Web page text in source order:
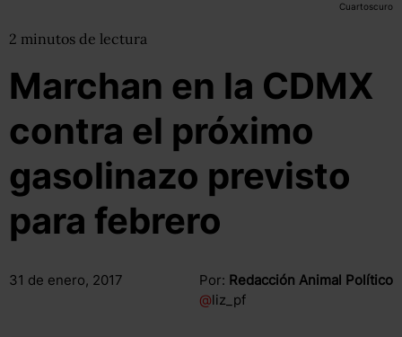
Cuartoscuro
2 minutos de lectura
Marchan en la CDMX
contra el próximo
gasolinazo previsto
para febrero
31 de enero, 2017 Por: Redacción Animal Político
@liz_pf